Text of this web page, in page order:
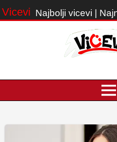
Vicevi Najbolji vicevi |